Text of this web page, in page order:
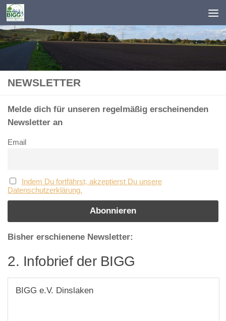
Zum Inhalt springen
NEWSLETTER
Melde dich für unseren regelmäßig erscheinenden
Newsletter an
Email
Indem Du fortfährst, akzeptierst Du unsere
Datenschutzerklärung.
Bisher erschienene Newsletter:
2. Infobrief der BIGG